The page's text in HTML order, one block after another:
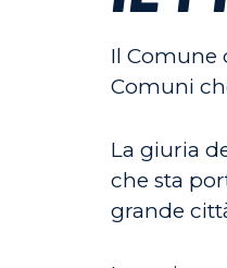
Il Comune
Comuni
La giuria
che sta
grande